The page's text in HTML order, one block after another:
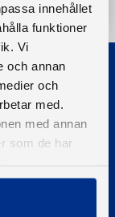
innehållet
funktioner
Vi
och annan
och
med.
med annan
som de har